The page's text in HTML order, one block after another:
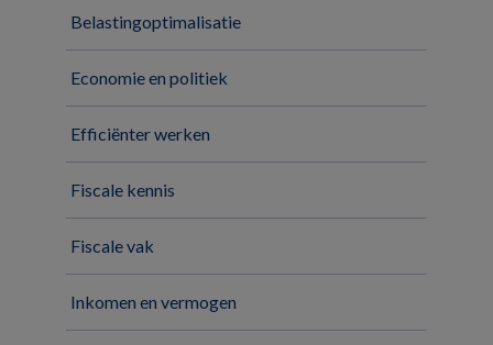
Belastingoptimalisatie
Economie en politiek
Efficiënter werken
Fiscale kennis
Fiscale vak
Inkomen en vermogen